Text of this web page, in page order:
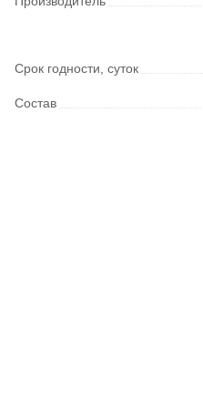
Срок годности, суток
Состав